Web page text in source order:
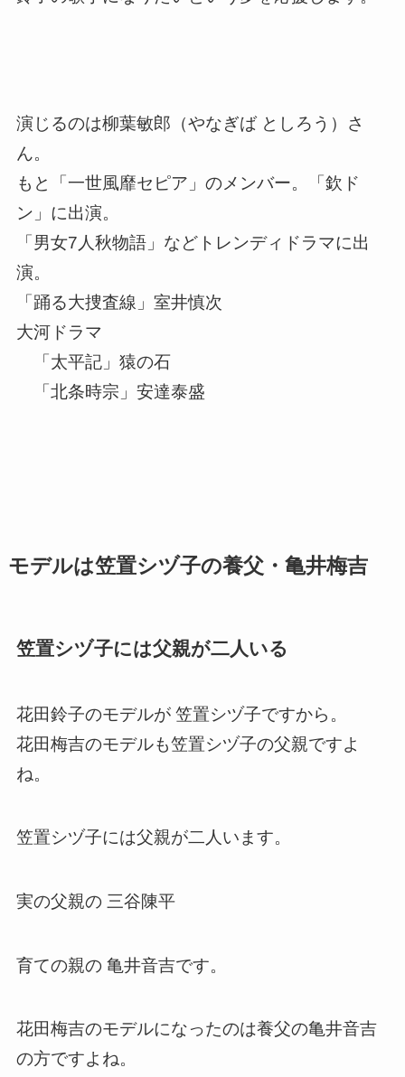
演じるのは柳葉敏郎（やなぎば としろう）さ
ん。
もと「一世風靡セピア」のメンバー。「欽ド
ン」に出演。
「男女7人秋物語」などトレンディドラマに出
演。
「踊る大捜査線」室井慎次
大河ドラマ
「太平記」猿の石
「北条時宗」安達泰盛
モデルは笠置シヅ子の養父・亀井梅吉
笠置シヅ子には父親が二人いる
花田鈴子のモデルが 笠置シヅ子ですから。
花田梅吉のモデルも笠置シヅ子の父親ですよ
ね。
笠置シヅ子には父親が二人います。
実の父親の 三谷陳平
育ての親の 亀井音吉です。
花田梅吉のモデルになったのは養父の亀井音吉
の方ですよね。